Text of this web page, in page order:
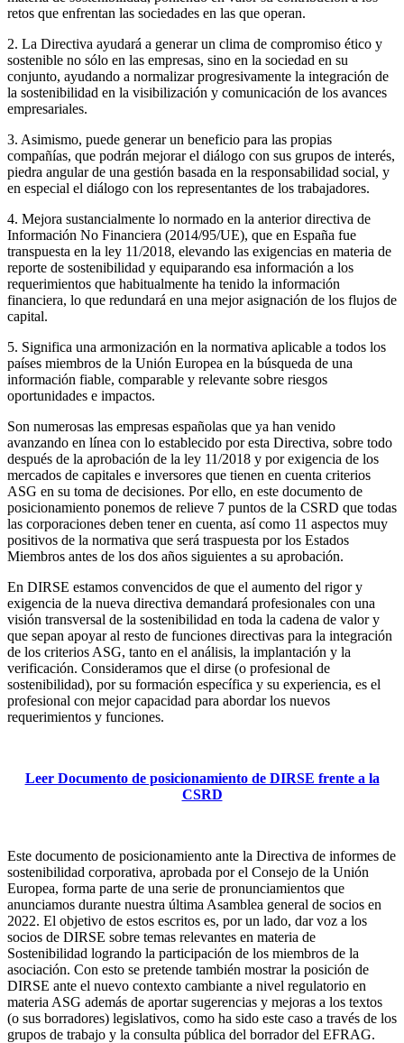
retos que enfrentan las sociedades en las que operan.
2. La Directiva ayudará a generar un clima de compromiso ético y
sostenible no sólo en las empresas, sino en la sociedad en su
conjunto, ayudando a normalizar progresivamente la integración de
la sostenibilidad en la visibilización y comunicación de los avances
empresariales.
3. Asimismo, puede generar un beneficio para las propias
compañías, que podrán mejorar el diálogo con sus grupos de interés,
piedra angular de una gestión basada en la responsabilidad social, y
en especial el diálogo con los representantes de los trabajadores.
4. Mejora sustancialmente lo normado en la anterior directiva de
Información No Financiera (2014/95/UE), que en España fue
transpuesta en la ley 11/2018, elevando las exigencias en materia de
reporte de sostenibilidad y equiparando esa información a los
requerimientos que habitualmente ha tenido la información
financiera, lo que redundará en una mejor asignación de los flujos de
capital.
5. Significa una armonización en la normativa aplicable a todos los
países miembros de la Unión Europea en la búsqueda de una
información fiable, comparable y relevante sobre riesgos
oportunidades e impactos.
Son numerosas las empresas españolas que ya han venido
avanzando en línea con lo establecido por esta Directiva, sobre todo
después de la aprobación de la ley 11/2018 y por exigencia de los
mercados de capitales e inversores que tienen en cuenta criterios
ASG en su toma de decisiones. Por ello, en este documento de
posicionamiento ponemos de relieve 7 puntos de la CSRD que todas
las corporaciones deben tener en cuenta, así como 11 aspectos muy
positivos de la normativa que será traspuesta por los Estados
Miembros antes de los dos años siguientes a su aprobación.
En DIRSE estamos convencidos de que el aumento del rigor y
exigencia de la nueva directiva demandará profesionales con una
visión transversal de la sostenibilidad en toda la cadena de valor y
que sepan apoyar al resto de funciones directivas para la integración
de los criterios ASG, tanto en el análisis, la implantación y la
verificación. Consideramos que el dirse (o profesional de
sostenibilidad), por su formación específica y su experiencia, es el
profesional con mejor capacidad para abordar los nuevos
requerimientos y funciones.
Leer Documento de posicionamiento de DIRSE frente a la
CSRD
Este documento de posicionamiento ante la Directiva de informes de
sostenibilidad corporativa, aprobada por el Consejo de la Unión
Europea, forma parte de una serie de pronunciamientos que
anunciamos durante nuestra última Asamblea general de socios en
2022. El objetivo de estos escritos es, por un lado, dar voz a los
socios de DIRSE sobre temas relevantes en materia de
Sostenibilidad logrando la participación de los miembros de la
asociación. Con esto se pretende también mostrar la posición de
DIRSE ante el nuevo contexto cambiante a nivel regulatorio en
materia ASG además de aportar sugerencias y mejoras a los textos
(o sus borradores) legislativos, como ha sido este caso a través de los
grupos de trabajo y la consulta pública del borrador del EFRAG.